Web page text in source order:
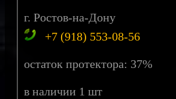
г. Ростов-на-Дону
+7 (918) 553-08-56
остаток протектора: 37%
в наличии 1 шт